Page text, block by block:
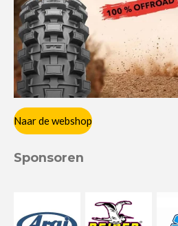
Naar de webshop
Sponsoren